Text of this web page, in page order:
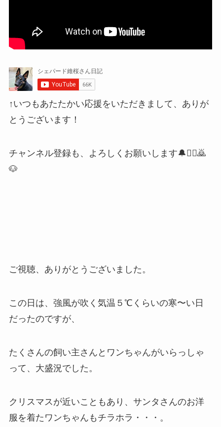
↑いつもあたたかい応援をいただきまして、ありが
とうございます！
チャンネル登録も、よろしくお願いします🔔🙇‍♀🙇
🐶
ご視聴、ありがとうございました。
この日は、強風が吹く気温５℃くらいの寒〜い日
だったのですが、
たくさんの飼い主さんとワンちゃんがいらっしゃ
って、大盛況でした。
クリスマスが近いこともあり、サンタさんのお洋
服を着たワンちゃんもチラホラ・・・。